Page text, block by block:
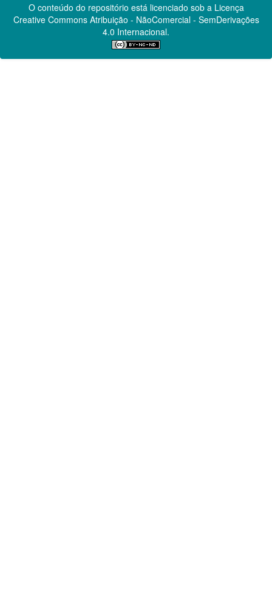
O conteúdo do repositório está licenciado sob a Licença
Creative CommonsAtribuição - NãoComercial - SemDerivações
4.0 Internacional.